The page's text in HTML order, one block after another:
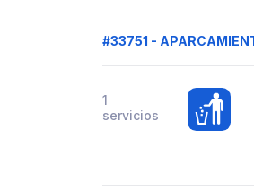
#33751 -
1
servicios